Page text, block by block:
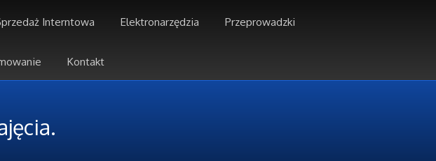
Interntowa Elektronarzędzia Przeprowadzki
Kontakt